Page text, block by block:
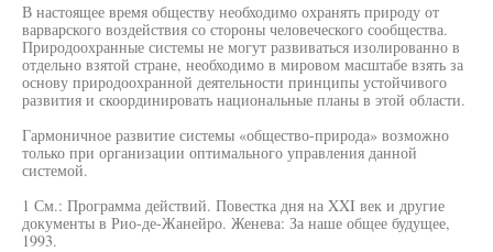
В настоящее время обществу необходимо охранять природу от
варварского воздействия со стороны человеческого сообщества.
Природоохранные системы не могут развиваться изолированно в
отдельно взятой стране, необходимо в мировом масштабе взять за
основу природоохранной деятельности принципы устойчивого
развития и скоординировать национальные планы в этой области.
Гармоничное развитие системы «общество-природа» возможно
только при организации оптимального управления данной
системой.
1 См.: Программа действий. Повестка дня на XXI век и другие
документы в Рио-де-Жанейро. Женева: За наше общее будущее,
1993.